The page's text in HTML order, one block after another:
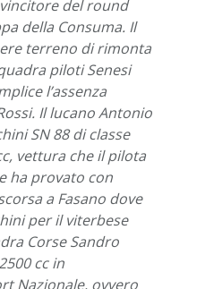
vincitore del round
della Consuma. Il
terreno di rimonta
piloti Senesi
l’assenza
Il lucano Antonio
SN 88 di classe
vettura che il pilota
ha provato con
a Fasano dove
per il viterbese
Corse Sandro
cc in
Nazionale, ovvero